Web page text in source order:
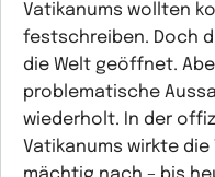
Vatikanums wollten
festschreiben. Doch
die Welt geöffnet.
problematische
wiederholt. In der
Vatikanums wirkte